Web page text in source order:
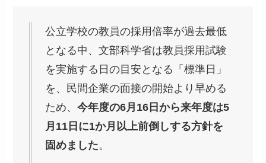
公立学校の教員の採用倍率が過去最低
となる中、文部科学省は教員採用試験
を実施する日の目安となる「標準日」
を、民間企業の面接の開始より早める
ため、今年度の6月16日から来年度は5
月11日に1か月以上前倒しする方針を
固めました。